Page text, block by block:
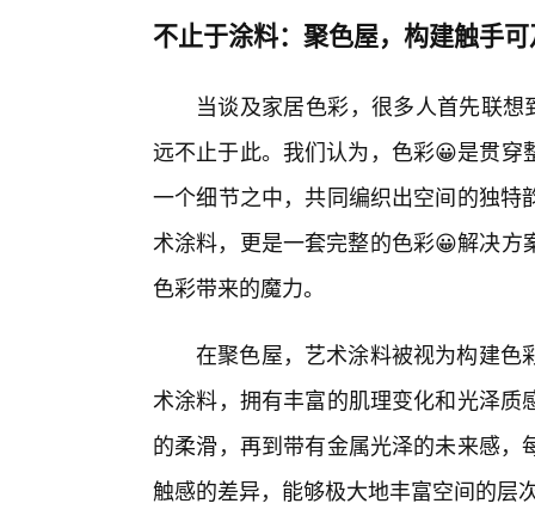
不止于涂料：聚色屋，构建触手
当谈及家居色彩，很多人首先联
远不止于此。我们认为，色彩😀是贯
一个细节之中，共同编织出空间的独
术涂料，更是一套完整的色彩😀解决
色彩带来的魔力。
在聚色屋，艺术涂料被视为构建色
术涂料，拥有丰富的肌理变化和光泽
的柔滑，再到带有金属光泽的未来感
触感的差异，能够极大地丰富空间的层